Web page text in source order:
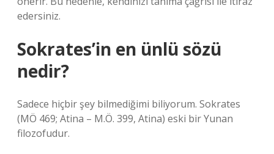
edersiniz.
Sokrates’in en ünlü sözü
nedir?
Sadece hiçbir şey bilmediğimi biliyorum. Sokrates
(MÖ 469; Atina – M.Ö. 399, Atina) eski bir Yunan
filozofudur.